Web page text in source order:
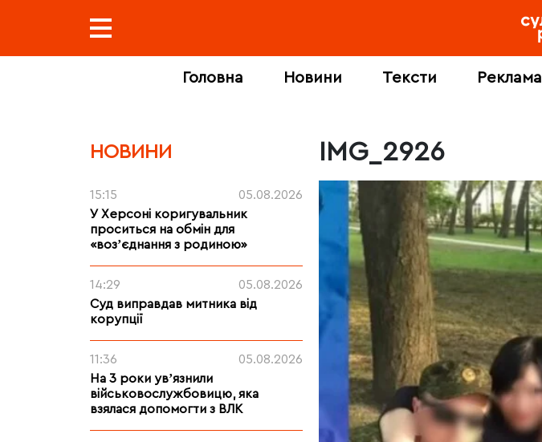
Головна Новини Тексти Реклама
НОВИНИ
15:15
05.08.2026
У Херсоні коригувальник
проситься на обмін для
«возʼєднання з родиною»
14:29
05.08.2026
Суд виправдав митника від
корупції
11:36
05.08.2026
На 3 роки увʼязнили
військовослужбовицю, яка
взялася допомогти з ВЛК
IMG_2926